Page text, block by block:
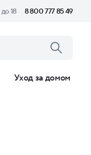
18 8 800 777 85 49
Уход за домом